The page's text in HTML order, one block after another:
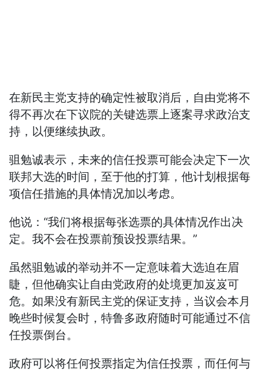
在新民主党支持的确定性被取消后，自由党将不
得不再次在下议院的关键选票上逐案寻求政治支
持，以便继续执政。
驵勉诚表示，未来的信任投票可能会决定下一次
联邦大选的时间，至于他的打算，他计划根据每
项信任措施的具体情况加以考虑。
他说：“我们将根据每张选票的具体情况作出决
定。我不会在投票前预设投票结果。”
虽然驵勉诚的举动并不一定意味着大选迫在眉
睫，但他确实让自由党政府的处境更加岌岌可
危。如果没有新民主党的保证支持，当议会本月
晚些时候复会时，特鲁多政府随时可能通过不信
任投票倒台。
政府可以将任何投票指定为信任投票，而任何与